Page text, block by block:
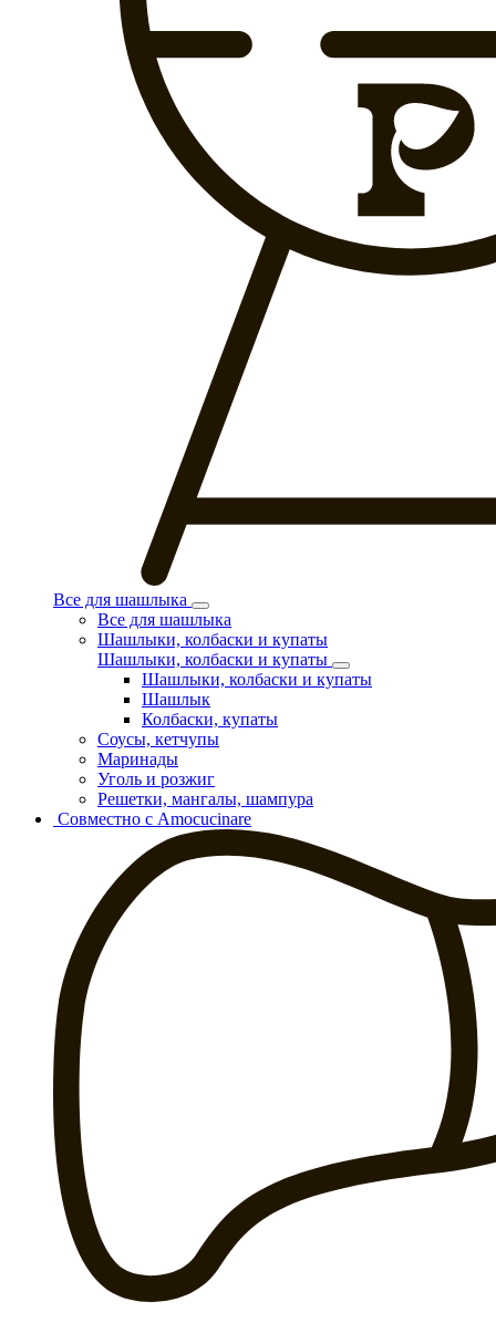
Все для шашлыка
Все для шашлыка
Шашлыки, колбаски и купаты
Шашлыки, колбаски и купаты
Шашлыки, колбаски и купаты
Шашлык
Колбаски, купаты
Соусы, кетчупы
Маринады
Уголь и розжиг
Решетки, мангалы, шампура
Совместно с Amocucinare